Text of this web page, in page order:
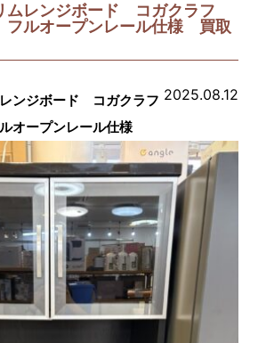
ムレンジボード コガクラフ
ルオープンレール仕様 買取
2025.08.12
ンジボード コガクラフ
ープンレール仕様